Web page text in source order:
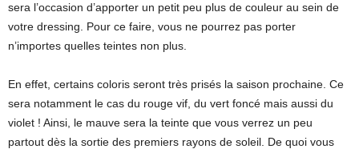
sera l’occasion d’apporter un petit peu plus de couleur au sein de
votre dressing. Pour ce faire, vous ne pourrez pas porter
n’importes quelles teintes non plus.
En effet, certains coloris seront très prisés la saison prochaine. Ce
sera notamment le cas du rouge vif, du vert foncé mais aussi du
violet ! Ainsi, le mauve sera la teinte que vous verrez un peu
partout dès la sortie des premiers rayons de soleil. De quoi vous